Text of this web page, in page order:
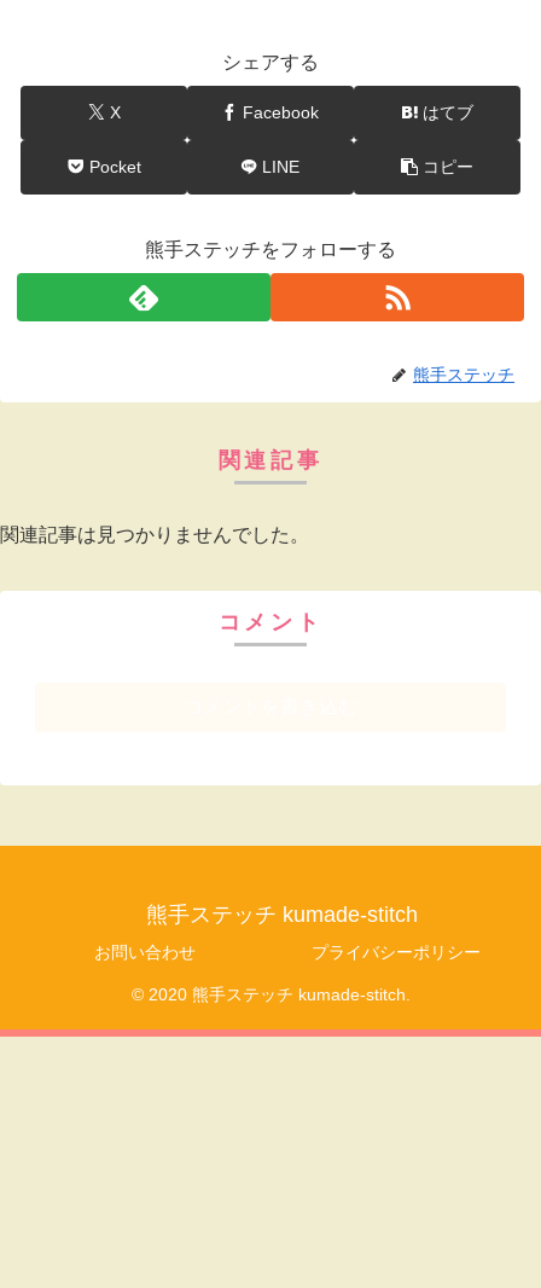
シェアする
X Facebook はてブ
Pocket LINE コピー
熊手ステッチをフォローする
熊手ステッチ
関連記事
関連記事は見つかりませんでした。
コメント
熊手ステッチ kumade-stitch
お問い合わせ プライバシーポリシー
© 2020 熊手ステッチ kumade-stitch.